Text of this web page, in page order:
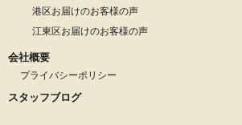
港区お届けのお客様の声
江東区お届けのお客様の声
会社概要
プライバシーポリシー
スタッフブログ